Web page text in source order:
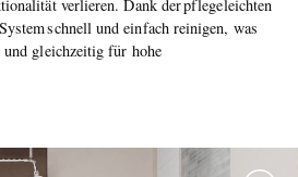
verlieren. Dank der pflegeleichten
schnell und einfach reinigen, was
gleichzeitig für hohe